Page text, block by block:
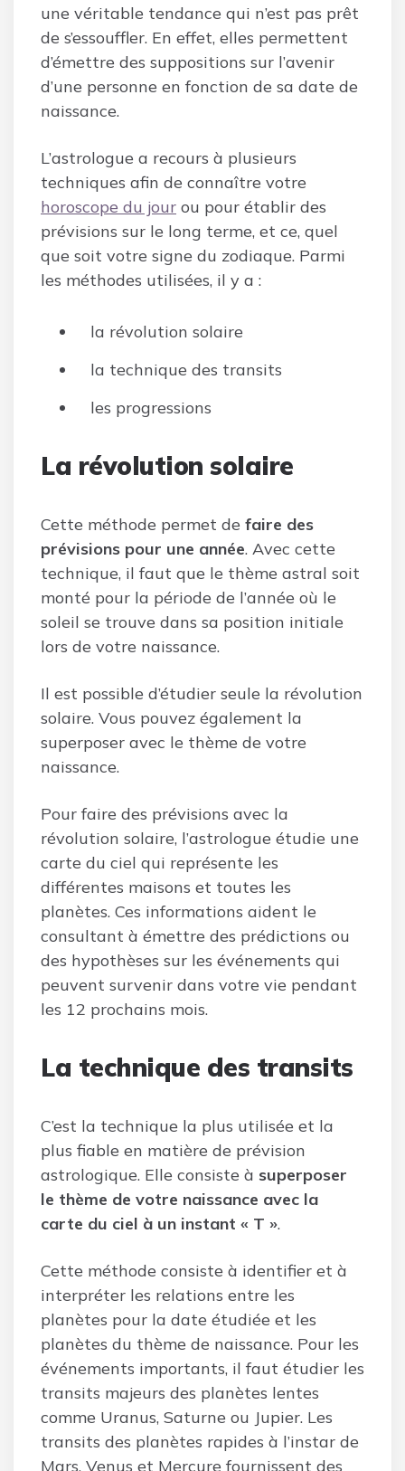
une véritable tendance qui n’est pas prêt
de s’essouffler. En effet, elles permettent
d’émettre des suppositions sur l’avenir
d’une personne en fonction de sa date de
naissance.
L’astrologue a recours à plusieurs
techniques afin de connaître votre
horoscope du jour ou pour établir des
prévisions sur le long terme, et ce, quel
que soit votre signe du zodiaque. Parmi
les méthodes utilisées, il y a :
la révolution solaire
la technique des transits
les progressions
La révolution solaire
Cette méthode permet de faire des
prévisions pour une année. Avec cette
technique, il faut que le thème astral soit
monté pour la période de l’année où le
soleil se trouve dans sa position initiale
lors de votre naissance.
Il est possible d’étudier seule la révolution
solaire. Vous pouvez également la
superposer avec le thème de votre
naissance.
Pour faire des prévisions avec la
révolution solaire, l’astrologue étudie une
carte du ciel qui représente les
différentes maisons et toutes les
planètes. Ces informations aident le
consultant à émettre des prédictions ou
des hypothèses sur les événements qui
peuvent survenir dans votre vie pendant
les 12 prochains mois.
La technique des transits
C’est la technique la plus utilisée et la
plus fiable en matière de prévision
astrologique. Elle consiste à superposer
le thème de votre naissance avec la
carte du ciel à un instant « T ».
Cette méthode consiste à identifier et à
interpréter les relations entre les
planètes pour la date étudiée et les
planètes du thème de naissance. Pour les
événements importants, il faut étudier les
transits majeurs des planètes lentes
comme Uranus, Saturne ou Jupier. Les
transits des planètes rapides à l’instar de
Mars, Venus et Mercure fournissent des